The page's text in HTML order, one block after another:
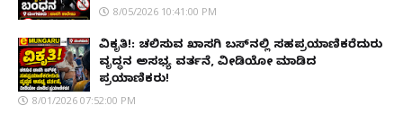
8/05/2026 10:41:00 PM
ವಿಕೃತಿ!: ಚಲಿಸುವ ಖಾಸಗಿ ಬಸ್‌ನಲ್ಲಿ ಸಹಪ್ರಯಾಣಿಕರೆದುರು
ವೃದ್ಧನ ಅಸಭ್ಯ ವರ್ತನೆ, ವೀಡಿಯೋ ಮಾಡಿದ
ಪ್ರಯಾಣಿಕರು!
8/01/2026 07:52:00 PM